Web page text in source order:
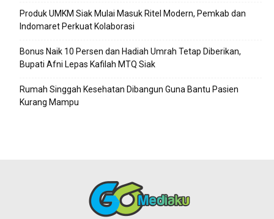
Produk UMKM Siak Mulai Masuk Ritel Modern, Pemkab dan
Indomaret Perkuat Kolaborasi
Bonus Naik 10 Persen dan Hadiah Umrah Tetap Diberikan,
Bupati Afni Lepas Kafilah MTQ Siak
Rumah Singgah Kesehatan Dibangun Guna Bantu Pasien
Kurang Mampu